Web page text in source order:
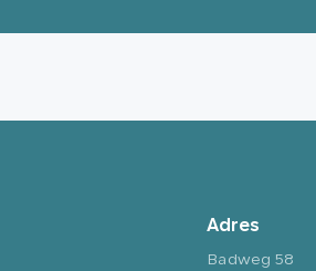
Adres
Badweg 58